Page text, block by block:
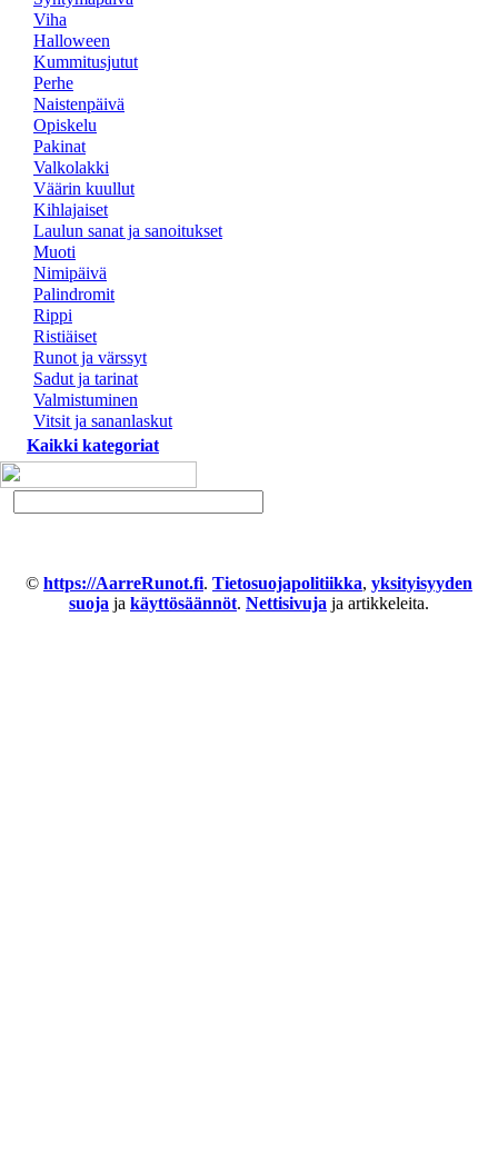
Viha
Halloween
Kummitusjutut
Perhe
Naistenpäivä
Opiskelu
Pakinat
Valkolakki
Väärin kuullut
Kihlajaiset
Laulun sanat ja sanoitukset
Muoti
Nimipäivä
Palindromit
Rippi
Ristiäiset
Runot ja värssyt
Sadut ja tarinat
Valmistuminen
Vitsit ja sananlaskut
Kaikki kategoriat
© https://AarreRunot.fi. Tietosuojapolitiikka, yksityisyyden
suoja ja käyttösäännöt. Nettisivuja ja artikkeleita.